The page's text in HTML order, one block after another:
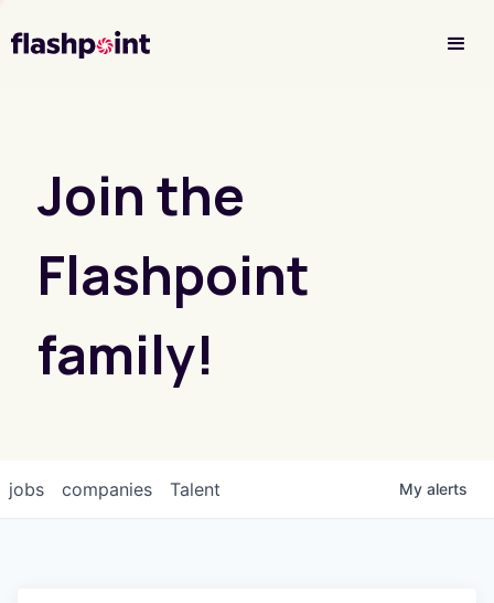
Join the
Flashpoint
family!
jobs companies Talent My alerts